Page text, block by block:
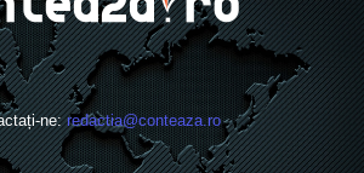
ne:redactia@conteaza.ro